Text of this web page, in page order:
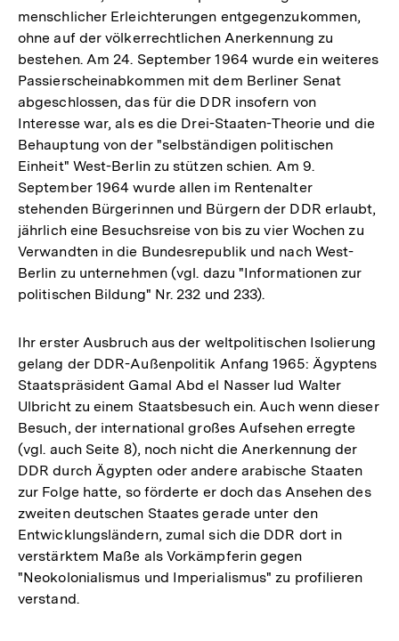
menschlicher Erleichterungen entgegenzukommen,
ohne auf der völkerrechtlichen Anerkennung zu
bestehen. Am 24. September 1964 wurde ein weiteres
Passierscheinabkommen mit dem Berliner Senat
abgeschlossen, das für die DDR insofern von
Interesse war, als es die Drei-Staaten-Theorie und die
Behauptung von der "selbständigen politischen
Einheit" West-Berlin zu stützen schien. Am 9.
September 1964 wurde allen im Rentenalter
stehenden Bürgerinnen und Bürgern der DDR erlaubt,
jährlich eine Besuchsreise von bis zu vier Wochen zu
Verwandten in die Bundesrepublik und nach West-
Berlin zu unternehmen (vgl. dazu "Informationen zur
politischen Bildung" Nr. 232 und 233).
Ihr erster Ausbruch aus der weltpolitischen Isolierung
gelang der DDR-Außenpolitik Anfang 1965: Ägyptens
Staatspräsident Gamal Abd el Nasser lud Walter
Ulbricht zu einem Staatsbesuch ein. Auch wenn dieser
Besuch, der international großes Aufsehen erregte
(vgl. auch Seite 8), noch nicht die Anerkennung der
DDR durch Ägypten oder andere arabische Staaten
zur Folge hatte, so förderte er doch das Ansehen des
zweiten deutschen Staates gerade unter den
Entwicklungsländern, zumal sich die DDR dort in
verstärktem Maße als Vorkämpferin gegen
"Neokolonialismus und Imperialismus" zu profilieren
verstand.